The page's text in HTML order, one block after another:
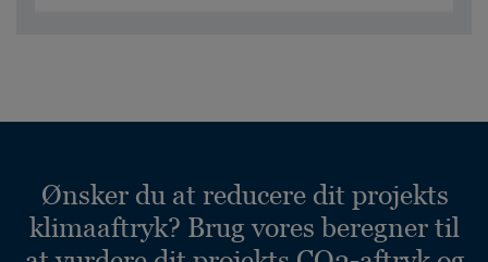
Ønsker du at reducere dit projekts
klimaaftryk? Brug vores beregner til